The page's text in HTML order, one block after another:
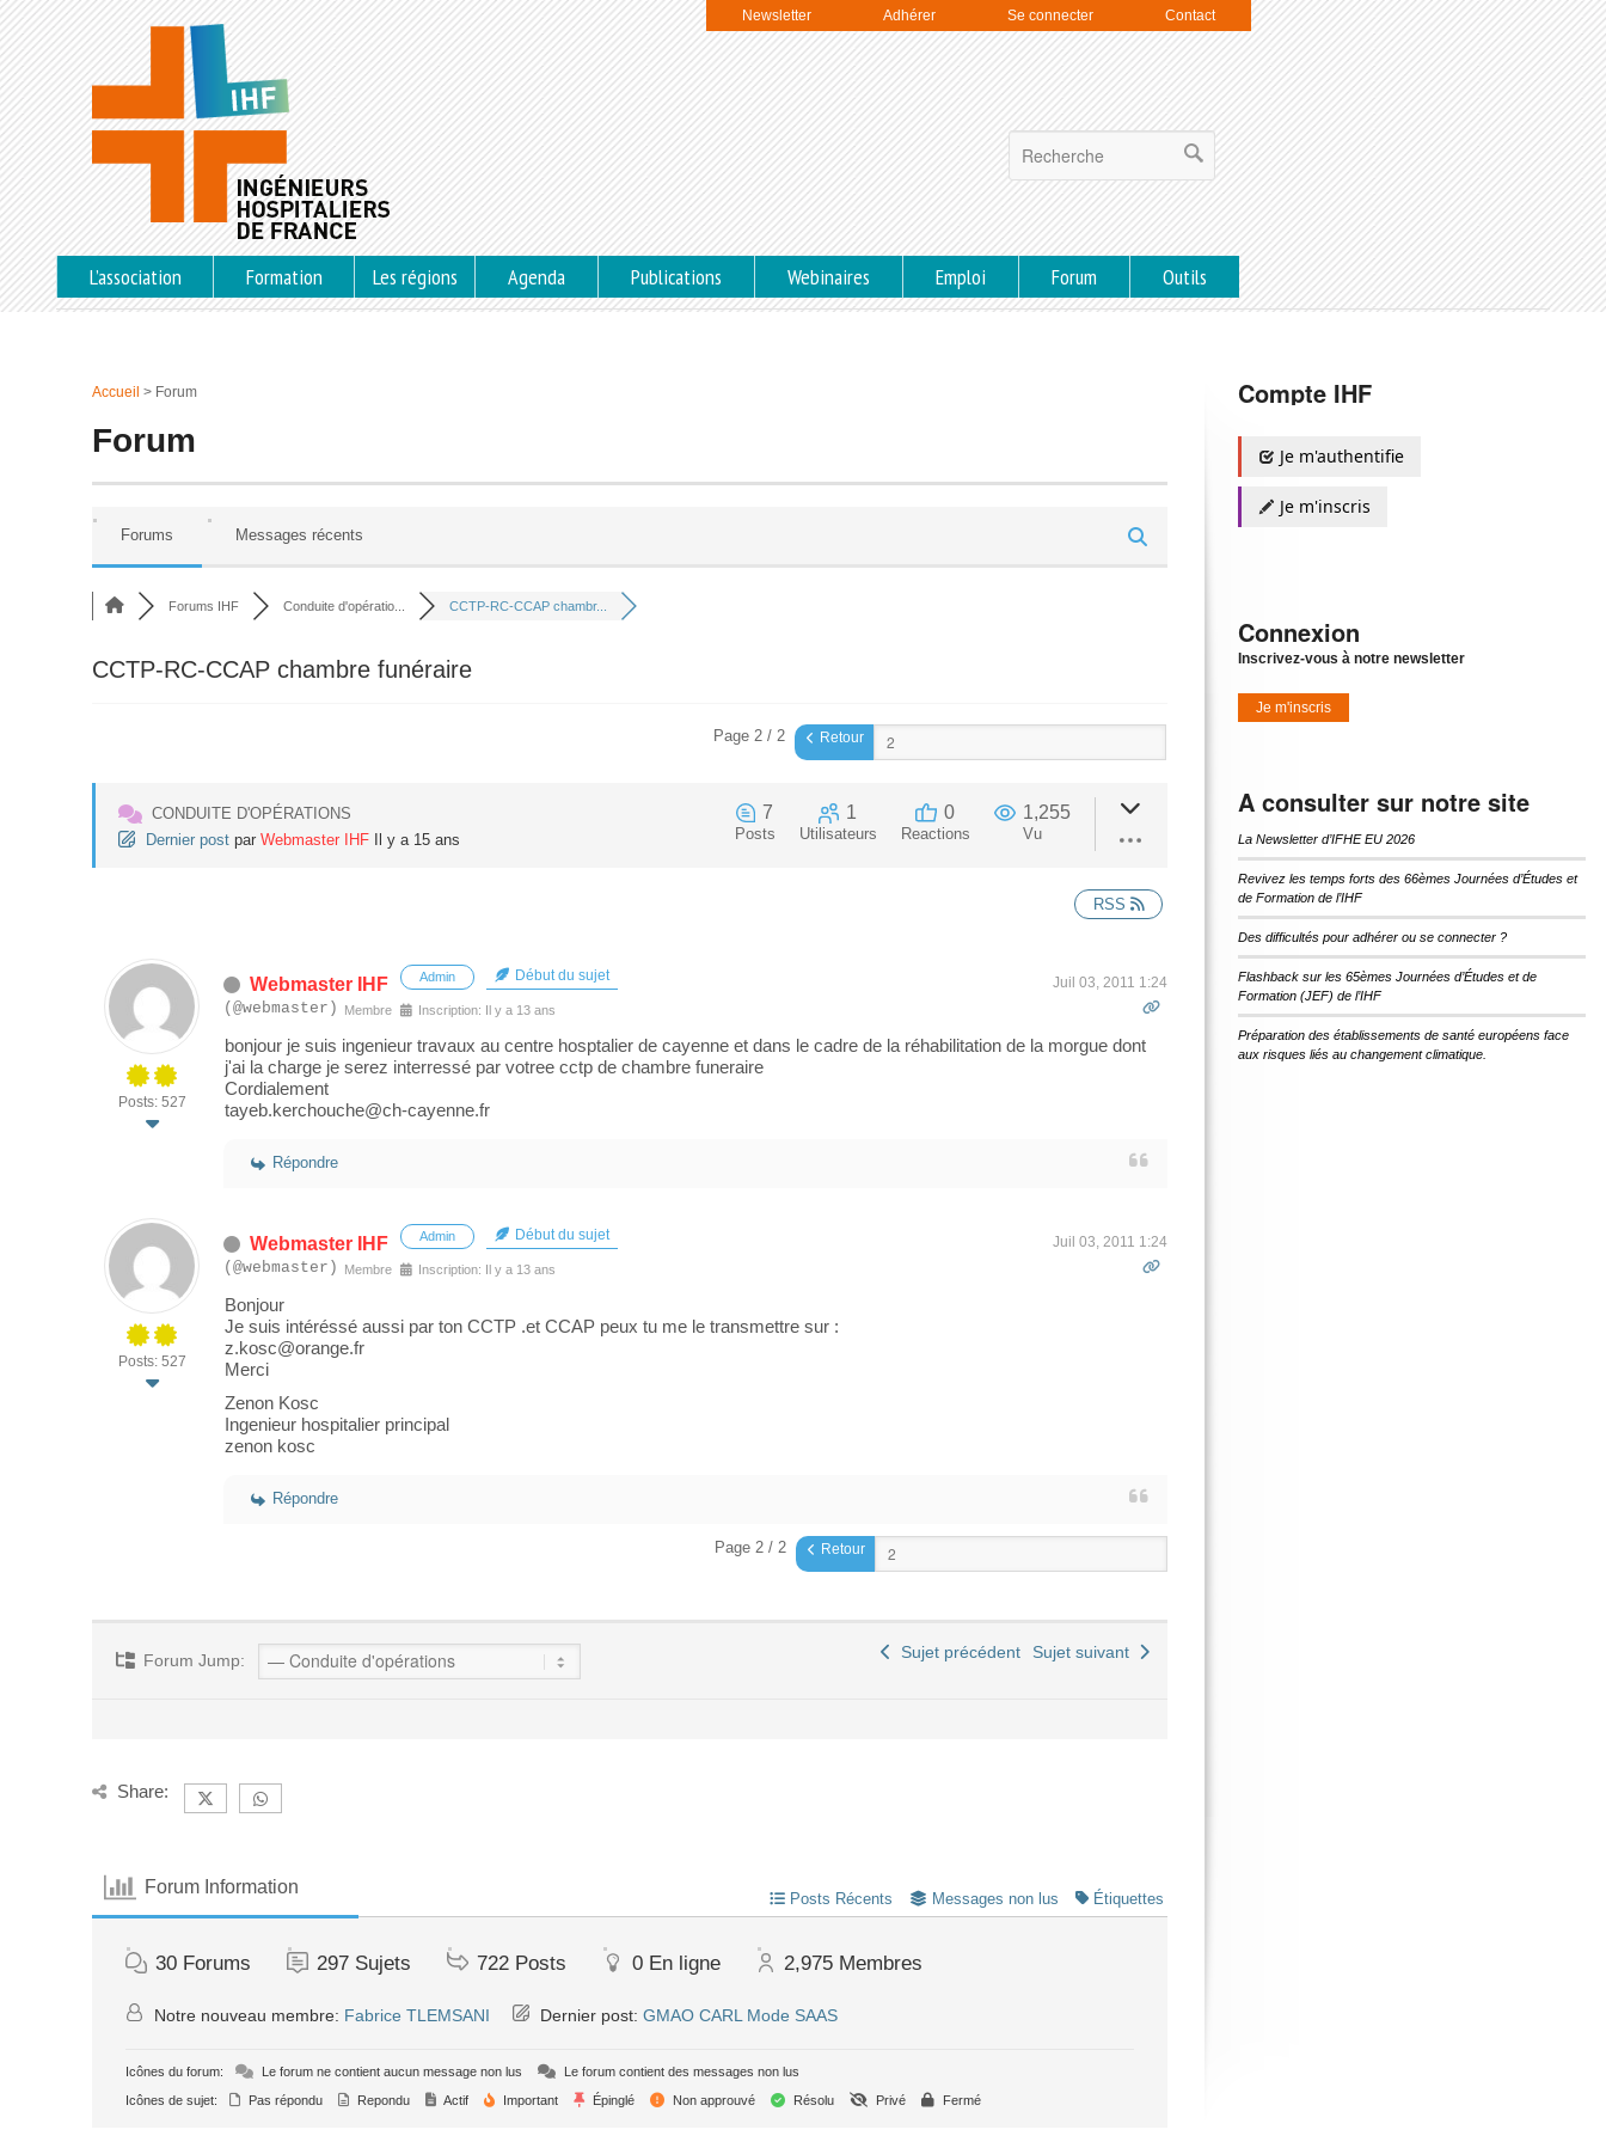
Newsletter Adhérer Se connecter Contact
L’association Formation Les régions Agenda Publications Webinaires Emploi Forum Outils
Accueil > Forum
Forum
Forums Messages récents
Forums IHF Conduite d'opératio... CCTP-RC-CCAP chambr...
CCTP-RC-CCAP chambre funéraire
Page 2 / 2 Retour
CONDUITE D'OPÉRATIONS
Dernier post par Webmaster IHF Il y a 15 ans
7
Posts
1
Utilisateurs
0
Reactions
1,255
Vu
RSS
Posts: 527
Webmaster IHF Admin Début du sujet Juil 03, 2011 1:24
(@webmaster) Membre Inscription: Il y a 13 ans
bonjour je suis ingenieur travaux au centre hosptalier de cayenne et dans le cadre de la réhabilitation de la morgue dont
j'ai la charge je serez interressé par votree cctp de chambre funeraire
Cordialement
tayeb.kerchouche@ch-cayenne.fr
Répondre
Posts: 527
Webmaster IHF Admin Début du sujet Juil 03, 2011 1:24
(@webmaster) Membre Inscription: Il y a 13 ans
Bonjour
Je suis intéréssé aussi par ton CCTP .et CCAP peux tu me le transmettre sur :
z.kosc@orange.fr
Merci
Zenon Kosc
Ingenieur hospitalier principal
zenon kosc
Répondre
Page 2 / 2 Retour
Forum Jump: Sujet précédent Sujet suivant
Share:
Forum Information
Posts Récents Messages non lus Étiquettes
30 Forums 297 Sujets 722 Posts 0 En ligne 2,975 Membres
Notre nouveau membre: Fabrice TLEMSANI Dernier post:GMAO CARL Mode SAAS
Icônes du forum: Le forum ne contient aucun message non lus
Le forum contient des messages non lus
Icônes de sujet:
Pas répondu Repondu Actif Important Épinglé Non approuvé Résolu Privé Fermé
Compte IHF
Je m'authentifie
Je m'inscris
Connexion
Inscrivez-vous à notre newsletter
Je m'inscris
A consulter sur notre site
La Newsletter d’IFHE EU 2026
Revivez les temps forts des 66èmes Journées d’Études et
de Formation de l’IHF
Des difficultés pour adhérer ou se connecter ?
Flashback sur les 65èmes Journées d’Études et de
Formation (JEF) de l’IHF
Préparation des établissements de santé européens face
aux risques liés au changement climatique.